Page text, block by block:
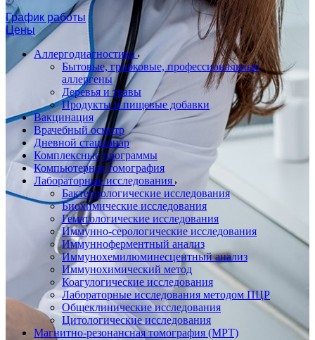
График работы
Цены
Аллергодиагностика
Бытовые, грибковые, профессиональные
аллергены
Деревья и травы
Продукты и пищевые добавки
Вакцинация
Врачебный осмотр
Дневной стационар
Комплексные программы
Компьютерная томография
Лабораторные исследования
Бактериологические исследования
Биохимические исследования
Гематологические исследования
Иммунно-серологические исследования
Иммунноферментный анализ
Иммунохемилюминесцентный анализ
Иммунохимический метод
Коагулогические исследования
Лабораторные исследования методом ПЦР
Общеклинические исследования
Цитологические исследования
Магнитно-резонансная томография (МРТ)